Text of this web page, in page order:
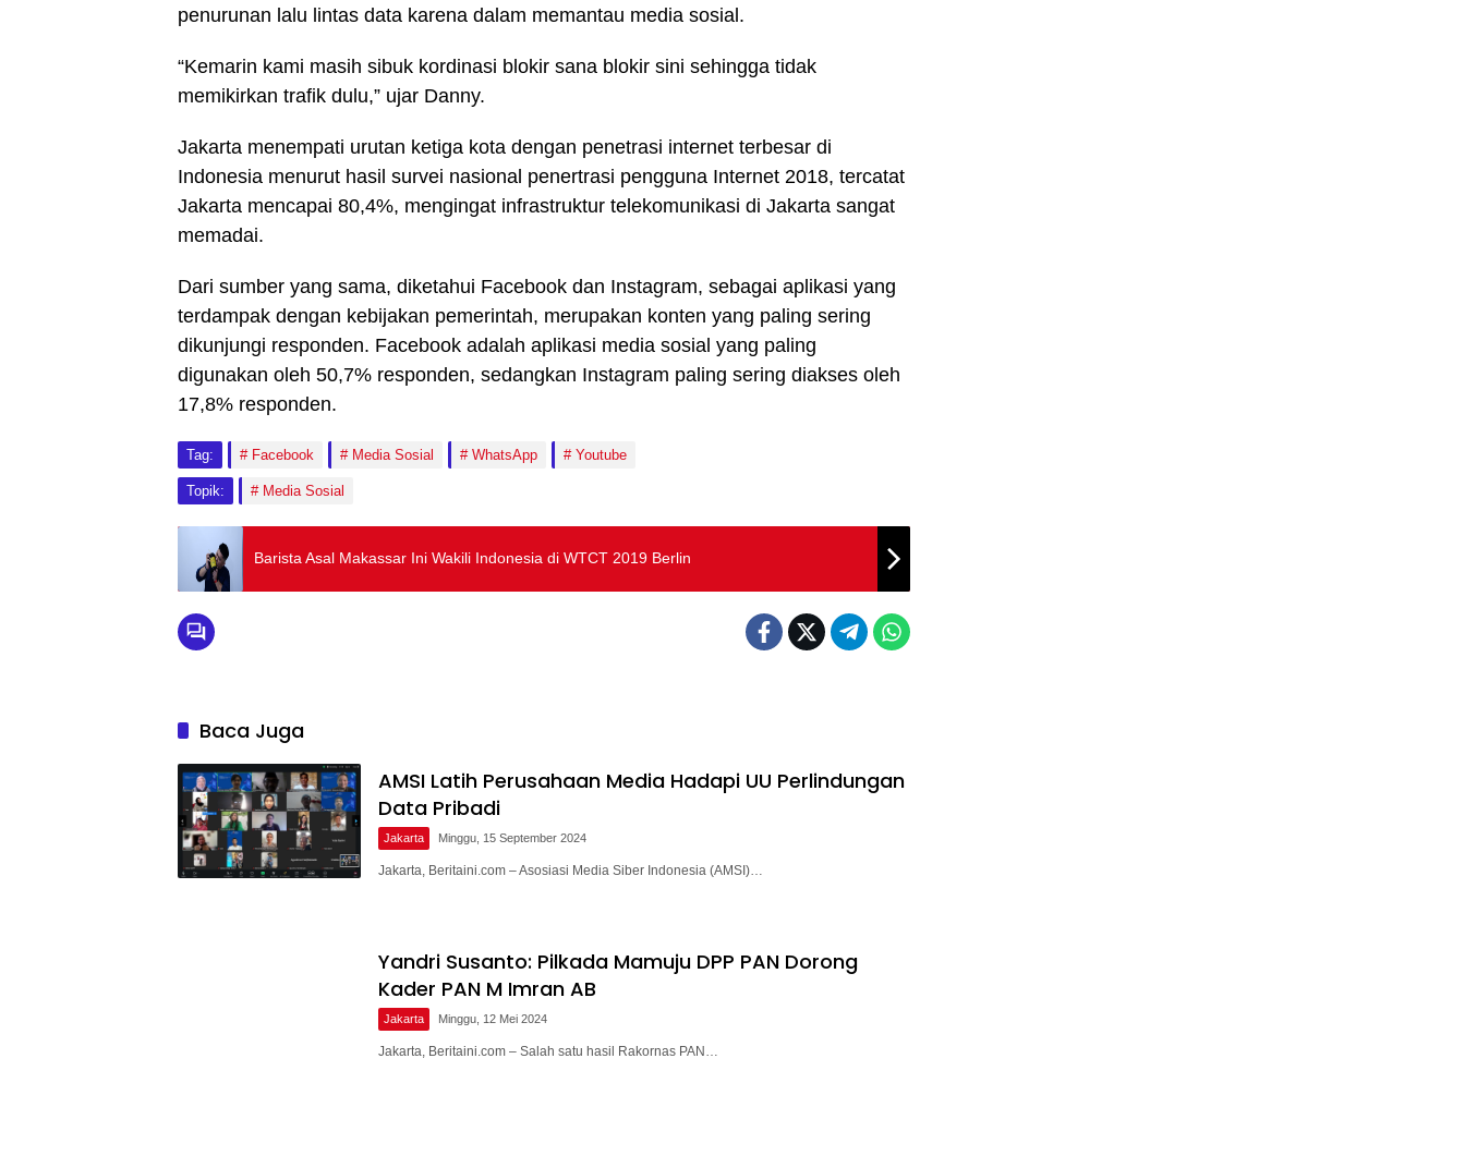
penurunan lalu lintas data karena dalam memantau media sosial.
“Kemarin kami masih sibuk kordinasi blokir sana blokir sini sehingga tidak
memikirkan trafik dulu,” ujar Danny.
Jakarta menempati urutan ketiga kota dengan penetrasi internet terbesar di
Indonesia menurut hasil survei nasional penertrasi pengguna Internet 2018, tercatat
Jakarta mencapai 80,4%, mengingat infrastruktur telekomunikasi di Jakarta sangat
memadai.
Dari sumber yang sama, diketahui Facebook dan Instagram, sebagai aplikasi yang
terdampak dengan kebijakan pemerintah, merupakan konten yang paling sering
dikunjungi responden. Facebook adalah aplikasi media sosial yang paling
digunakan oleh 50,7% responden, sedangkan Instagram paling sering diakses oleh
17,8% responden.
Tag: Facebook Media Sosial WhatsApp Youtube
Topik: Media Sosial
Barista Asal Makassar Ini Wakili Indonesia di WTCT 2019 Berlin
Baca Juga
AMSI Latih Perusahaan Media Hadapi UU Perlindungan
Data Pribadi
Jakarta Minggu, 15 September 2024
Jakarta, Beritaini.com – Asosiasi Media Siber Indonesia (AMSI)…
Yandri Susanto: Pilkada Mamuju DPP PAN Dorong
Kader PAN M Imran AB
Jakarta Minggu, 12 Mei 2024
Jakarta, Beritaini.com – Salah satu hasil Rakornas PAN…